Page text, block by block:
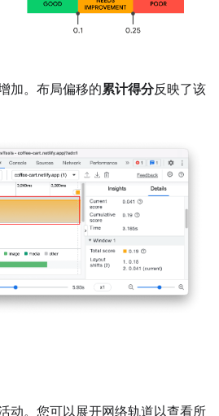
加。布局偏移的累计得分反映了该
动。您可以展开网络轨道以查看所